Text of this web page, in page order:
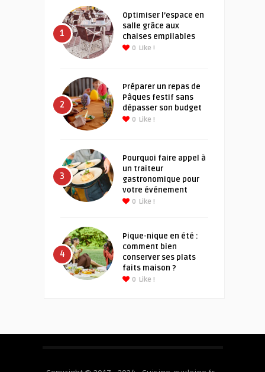
1
Optimiser l’espace en
salle grâce aux
chaises empilables
0 Like !
2
Préparer un repas de
Pâques festif sans
dépasser son budget
0 Like !
3
Pourquoi faire appel à
un traiteur
gastronomique pour
votre événement
0 Like !
4
Pique-nique en été :
comment bien
conserver ses plats
faits maison ?
0 Like !